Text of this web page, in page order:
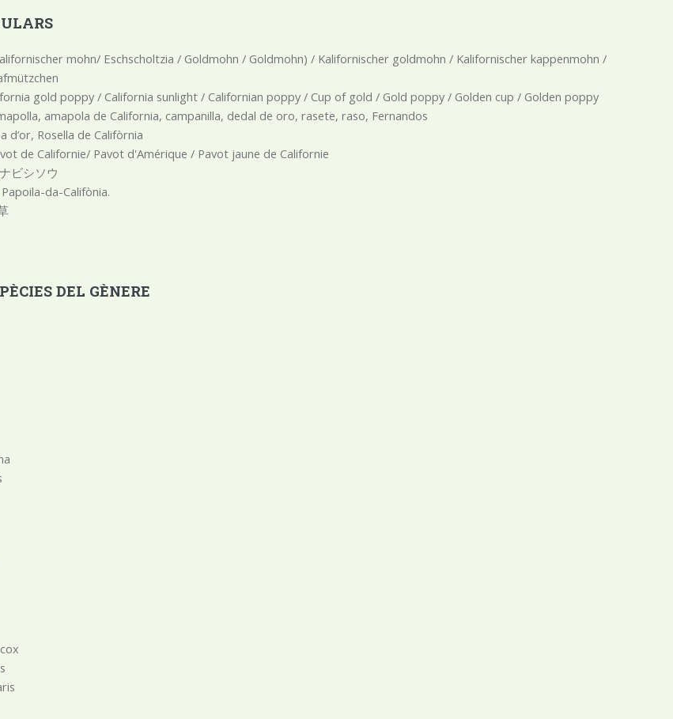
mohn/ Eschscholtzia / Goldmohn / Goldmohn) / Kalifornischer goldmohn / Kalifornischer kappenmohn /
gold poppy / California sunlight / Californian poppy / Cup of gold / Gold poppy / Golden cup / Golden poppy
amapola de California, campanilla, dedal de oro, rasete, raso, Fernandos
d’or, Rosella de Califòrnia
de Californie/ Pavot d'Amérique / Pavot jaune de Californie
ビシソウ
Papoila-da-Califònia.
DEL GÈNERE